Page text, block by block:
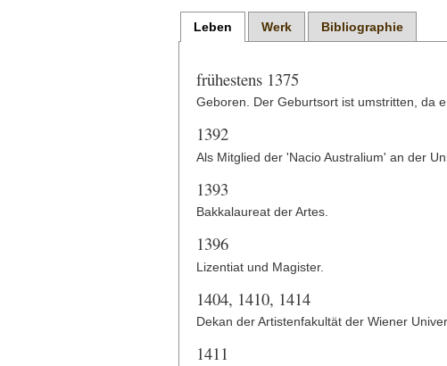
Leben Werk Bibliographie
frühestens 1375
Geboren. Der Geburtsort ist umstritten, da
1392
Als Mitglied der 'Nacio Australium' an der
1393
Bakkalaureat der Artes.
1396
Lizentiat und Magister.
1404, 1410, 1414
Dekan der Artistenfakultät der Wiener
1411